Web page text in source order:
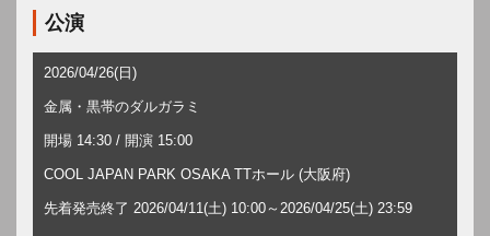
公演
2026/04/26(日)
金属・黒帯のダルガラミ
開場 14:30 / 開演 15:00
COOL JAPAN PARK OSAKA TTホール (大阪府)
先着発売終了 2026/04/11(土) 10:00～2026/04/25(土) 23:59